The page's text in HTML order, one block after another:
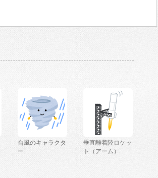
台風のキャラクタ
ー
垂直離着陸ロケッ
ト（アーム）